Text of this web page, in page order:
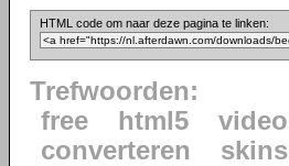
HTML code om naar deze pagina te linken:
Trefwoorden:
free
html5 video
converteren
skins